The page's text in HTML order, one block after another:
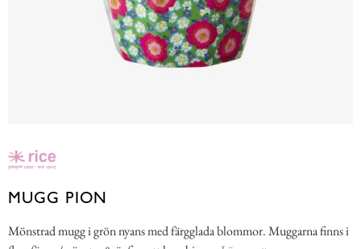
MUGG PION
Mönstrad mugg i grön nyans med färgglada blommor. Muggarna finns i